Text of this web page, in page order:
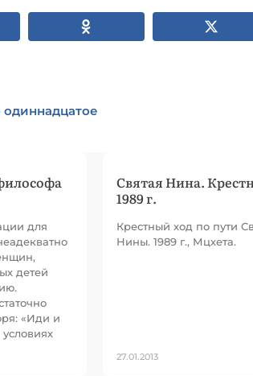
для
детей
«Иди и
Святая Нина.
1989 г.
Крестный ход по пути
Нины. 1989 г., Мцхета.
27.01.2013